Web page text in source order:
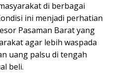
di berbagai
ini menjadi perhatian
Pasaman Barat yang
agar lebih waspada
uang palsu di tengah
beli.